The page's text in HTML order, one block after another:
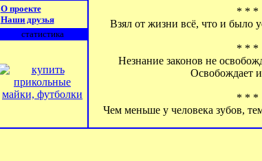
О проекте
Наши друзья
статистика
* * *
Взял от жизни всё, что и было
* * *
Незнание законов не
Освобождает
* * *
Чем меньше у человека зубов,